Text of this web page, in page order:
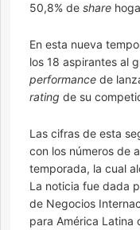
50,8% de share
En esta nueva
los 18 aspirantes al
performance de
rating de su
Las cifras de esta
con los números de
temporada, la cual
La noticia fue dada
de Negocios
para América Latina